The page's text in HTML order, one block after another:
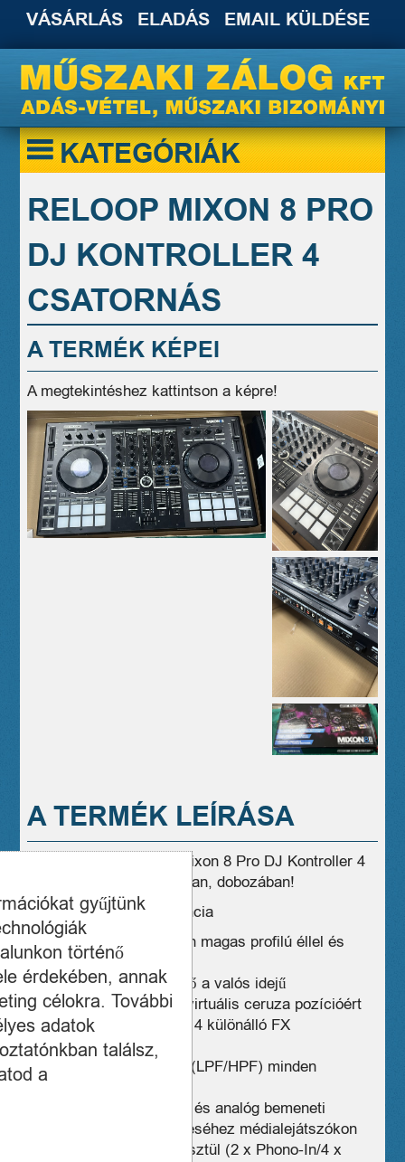
VÁSÁRLÁS ELADÁS EMAIL KÜLDÉSE
KATEGÓRIÁK
RELOOP MIXON 8 PRO
DJ KONTROLLER 4
CSATORNÁS
A TERMÉK KÉPEI
A megtekintéshez kattintson a képre!
A TERMÉK LEÍRÁSA
Eladó hibátlan Reloop Mixon 8 Pro DJ Kontroller 4
csatornás fóliás állapotban, dobozában!
2029.02.13ig gyári garancia
Vadonat j jogkerék dizájn magas profilú éllel és
elegáns fémfelülettel
2 beépített görgős kijelző a valós idejű
sávinformációkért és a virtuális ceruza pozícióért
Az iparág első vezérlője 4 különálló FX
váltókapcsolóval
Dedikált hangszínszűrő (LPF/HPF) minden
csatornán
Önálló keverő a digitális és analóg bemeneti
források egyidejű keveréséhez médialejátszókon
és lemezjátszókon keresztül (2 x Phono-In/4 x
gyűjtünk
történő
érdekében, annak
célokra. További
adatok
találsz,
a